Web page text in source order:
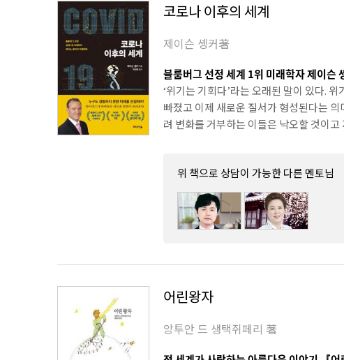
코로나 이후의 세계
제이슨 솅커著
블룸버그 선정 세계 1위 미래학자 제이슨
‘위기는 기회다’라는 오래된 말이 있다.
빠졌고 이제 새로운 질서가 형성된다는
려 변화를 거부하는 이들은 낙오할 것이고
위 책으로 상담이 가능한 다른 멘토님
어린왕자
앙투안 드 생택쥐페리 著